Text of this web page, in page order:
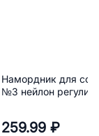
Намордник для
№3 нейлон
259.99 ₽